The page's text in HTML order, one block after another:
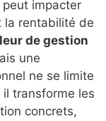
impacter
la rentabilité de
de gestion
une
ne se limite
transforme les
concrets,